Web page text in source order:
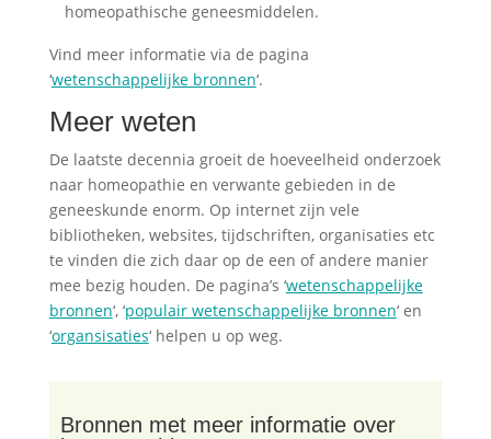
homeopathische geneesmiddelen.
Vind meer informatie via de pagina
‘wetenschappelijke bronnen‘.
Meer weten
De laatste decennia groeit de hoeveelheid onderzoek
naar homeopathie en verwante gebieden in de
geneeskunde enorm. Op internet zijn vele
bibliotheken, websites, tijdschriften, organisaties etc
te vinden die zich daar op de een of andere manier
mee bezig houden. De pagina’s ‘wetenschappelijke
bronnen‘, ‘populair wetenschappelijke bronnen‘ en
‘organsisaties‘ helpen u op weg.
Bronnen met meer informatie over